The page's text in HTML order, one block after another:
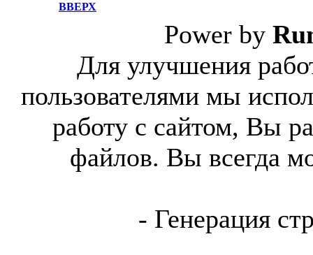
ВВЕРХ
Power by
Для улучшения
пользователями мы
работу с сайтом, Вы
файлов. Вы всегда
- Генерация